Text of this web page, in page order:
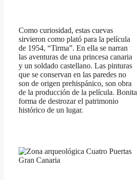
Como curiosidad, estas cuevas
sirvieron como plató para la película
de 1954, “Tirma”. En ella se narran
las aventuras de una princesa canaria
y un soldado castellano. Las pinturas
que se conservan en las paredes no
son de origen prehispánico, son obra
de la producción de la película. Bonita
forma de destrozar el patrimonio
histórico de un lugar.